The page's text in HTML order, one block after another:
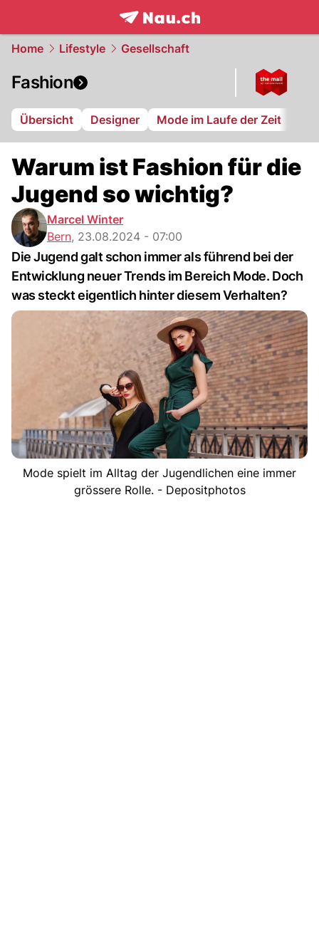
frontpage.NAU.ch
Home Lifestyle Gesellschaft
Fashion
Übersicht Designer Mode im Laufe der Zeit
Warum ist Fashion für die
Jugend so wichtig?
Marcel Winter
Bern, 23.08.2024 - 07:00
Die Jugend galt schon immer als führend bei der
Entwicklung neuer Trends im Bereich Mode. Doch
was steckt eigentlich hinter diesem Verhalten?
Mode spielt im Alltag der Jugendlichen eine immer
grössere Rolle. - Depositphotos